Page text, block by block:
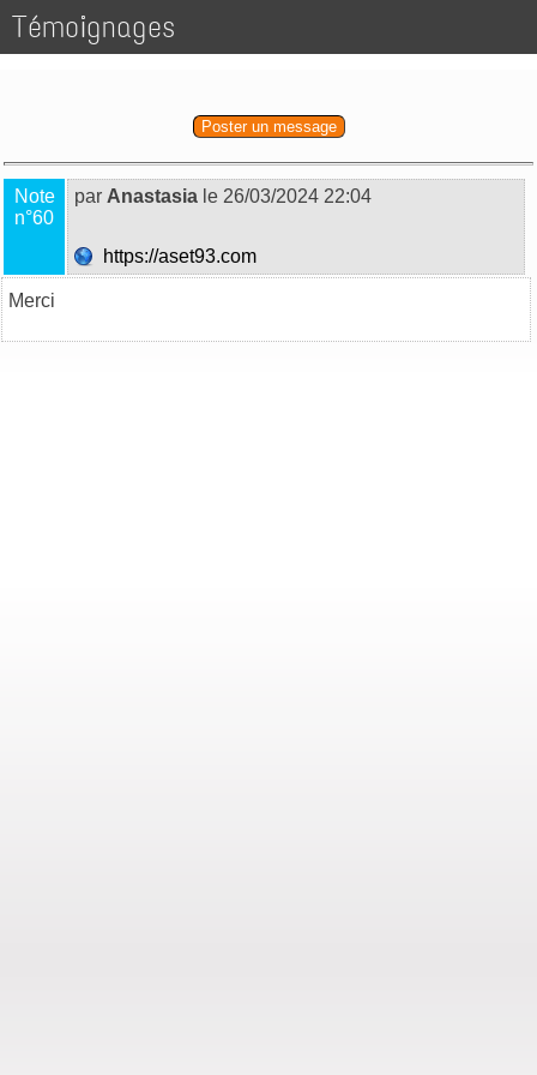
Témoignages
Poster un message
Note
n°60
par Anastasia le 26/03/2024 22:04
https://aset93.com
Merci